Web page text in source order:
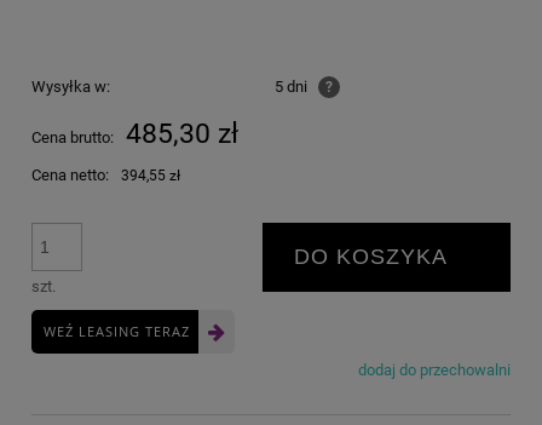
Wysyłka w: 5 dni ?
Cena brutto: 485,30 zł
Cena netto: 394,55 zł
szt.
DO KOSZYKA
WEŹ LEASING TERAZ
dodaj do przechowalni